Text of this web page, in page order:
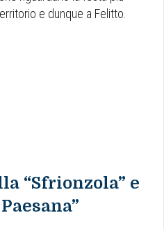
e dunque a Felitto.
“Sfrionzola” e